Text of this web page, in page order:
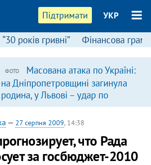
Підтримати УКР
“30 років гривні” Фінансова
ФОТО
Масована атака по Україні:
на Дніпропетровщині загинула
родина, у Львові – удар по
багатоповерхівках
(доповнюється)
— 27 серпня 2009, 14:38
что Рада
за госбюджет-2010